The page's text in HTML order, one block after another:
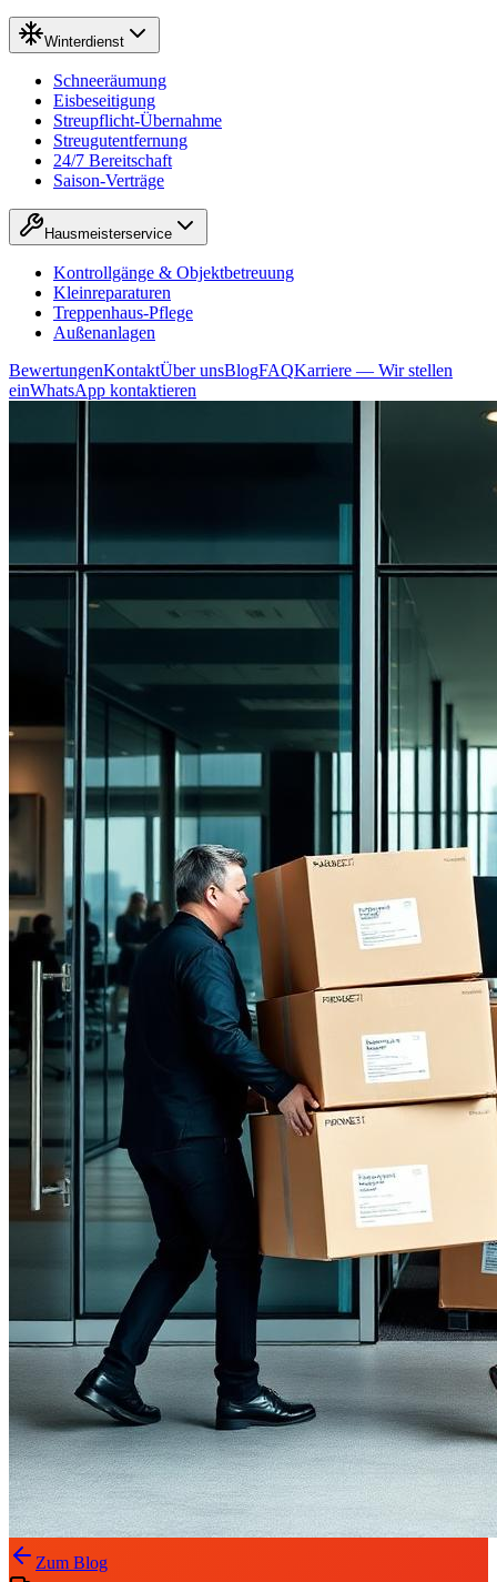
Winterdienst
Schneeräumung
Eisbeseitigung
Streupflicht-Übernahme
Streugutentfernung
24/7 Bereitschaft
Saison-Verträge
Hausmeisterservice
Kontrollgänge & Objektbetreuung
Kleinreparaturen
Treppenhaus-Pflege
Außenanlagen
BewertungenKontaktÜber unsBlogFAQKarriere — Wir stellen
einWhatsApp kontaktieren
Zum Blog